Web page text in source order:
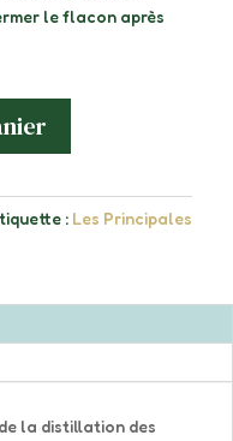
le flacon après
: Les Principales
la distillation des